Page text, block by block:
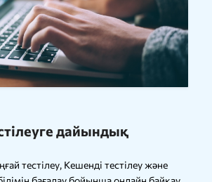
дайындық
тестілеу, Кешенді тестілеу және